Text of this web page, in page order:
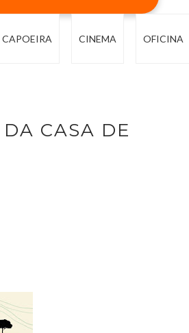
CAPOEIRA CINEMA OFICINA
CASA DE